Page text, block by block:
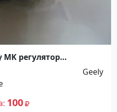
MK регулятор
Geely
100